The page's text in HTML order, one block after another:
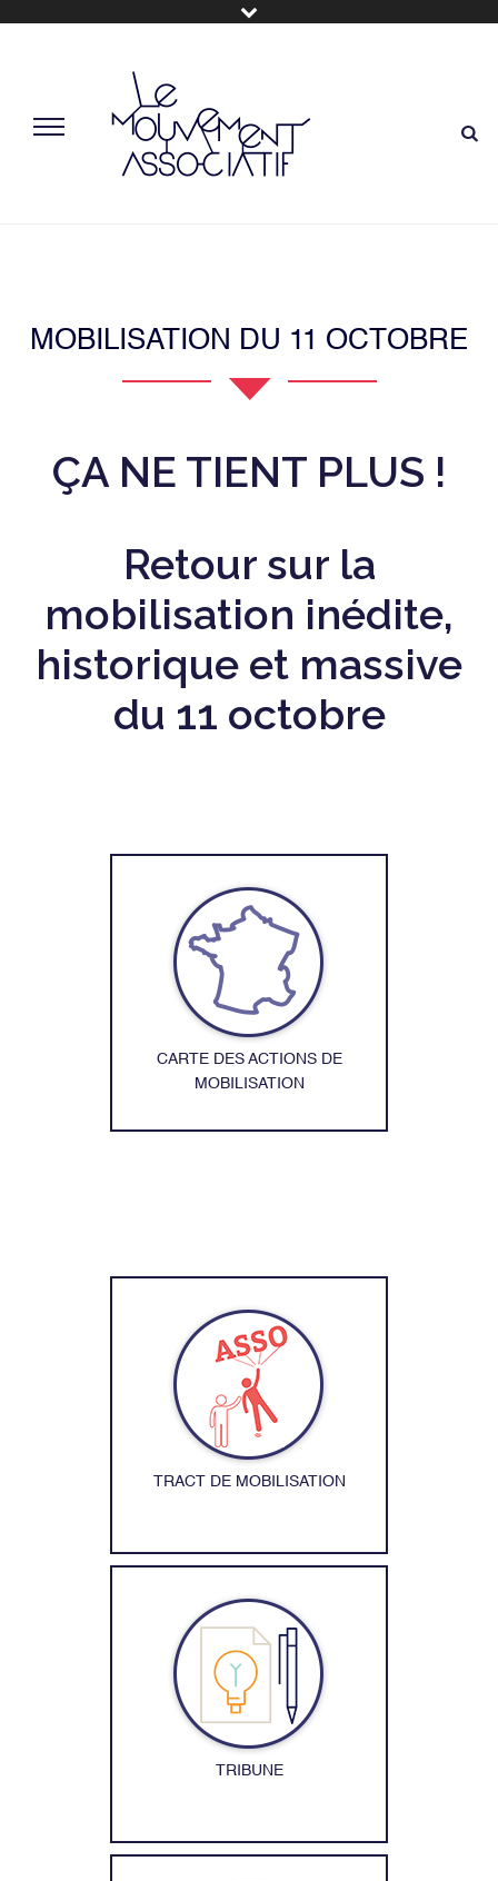
MOBILISATION DU 11 OCTOBRE
ÇA NE TIENT PLUS !
Retour sur la
mobilisation inédite,
historique et massive
du 11 octobre
CARTE DES ACTIONS DE
MOBILISATION
TRACT DE MOBILISATION
TRIBUNE